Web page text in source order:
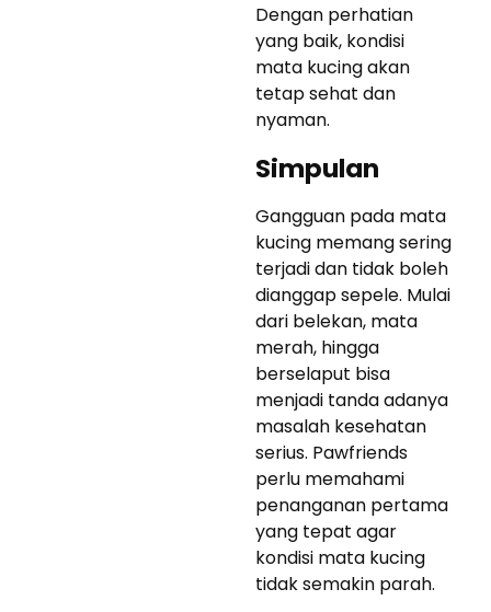
Dengan perhatian
yang baik, kondisi
mata kucing akan
tetap sehat dan
nyaman.
Simpulan
Gangguan pada mata
kucing memang sering
terjadi dan tidak boleh
dianggap sepele. Mulai
dari belekan, mata
merah, hingga
berselaput bisa
menjadi tanda adanya
masalah kesehatan
serius. Pawfriends
perlu memahami
penanganan pertama
yang tepat agar
kondisi mata kucing
tidak semakin parah.